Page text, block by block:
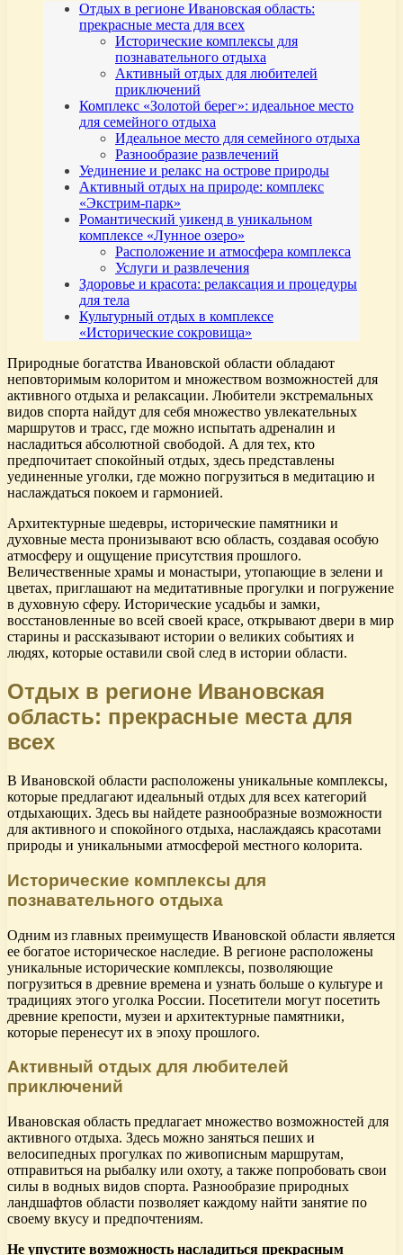
Отдых в регионе Ивановская область:
прекрасные места для всех
Исторические комплексы для
познавательного отдыха
Активный отдых для любителей
приключений
Комплекс «Золотой берег»: идеальное место
для семейного отдыха
Идеальное место для семейного отдыха
Разнообразие развлечений
Уединение и релакс на острове природы
Активный отдых на природе: комплекс
«Экстрим-парк»
Романтический уикенд в уникальном
комплексе «Лунное озеро»
Расположение и атмосфера комплекса
Услуги и развлечения
Здоровье и красота: релаксация и процедуры
для тела
Культурный отдых в комплексе
«Исторические сокровища»
Природные богатства Ивановской области обладают
неповторимым колоритом и множеством возможностей для
активного отдыха и релаксации. Любители экстремальных
видов спорта найдут для себя множество увлекательных
маршрутов и трасс, где можно испытать адреналин и
насладиться абсолютной свободой. А для тех, кто
предпочитает спокойный отдых, здесь представлены
уединенные уголки, где можно погрузиться в медитацию и
наслаждаться покоем и гармонией.
Архитектурные шедевры, исторические памятники и
духовные места пронизывают всю область, создавая особую
атмосферу и ощущение присутствия прошлого.
Величественные храмы и монастыри, утопающие в зелени и
цветах, приглашают на медитативные прогулки и погружение
в духовную сферу. Исторические усадьбы и замки,
восстановленные во всей своей красе, открывают двери в мир
старины и рассказывают истории о великих событиях и
людях, которые оставили свой след в истории области.
Отдых в регионе Ивановская
область: прекрасные места для
всех
В Ивановской области расположены уникальные комплексы,
которые предлагают идеальный отдых для всех категорий
отдыхающих. Здесь вы найдете разнообразные возможности
для активного и спокойного отдыха, наслаждаясь красотами
природы и уникальными атмосферой местного колорита.
Исторические комплексы для
познавательного отдыха
Одним из главных преимуществ Ивановской области является
ее богатое историческое наследие. В регионе расположены
уникальные исторические комплексы, позволяющие
погрузиться в древние времена и узнать больше о культуре и
традициях этого уголка России. Посетители могут посетить
древние крепости, музеи и архитектурные памятники,
которые перенесут их в эпоху прошлого.
Активный отдых для любителей
приключений
Ивановская область предлагает множество возможностей для
активного отдыха. Здесь можно заняться пеших и
велосипедных прогулках по живописным маршрутам,
отправиться на рыбалку или охоту, а также попробовать свои
силы в водных видов спорта. Разнообразие природных
ландшафтов области позволяет каждому найти занятие по
своему вкусу и предпочтениям.
Не упустите возможность насладиться прекрасным